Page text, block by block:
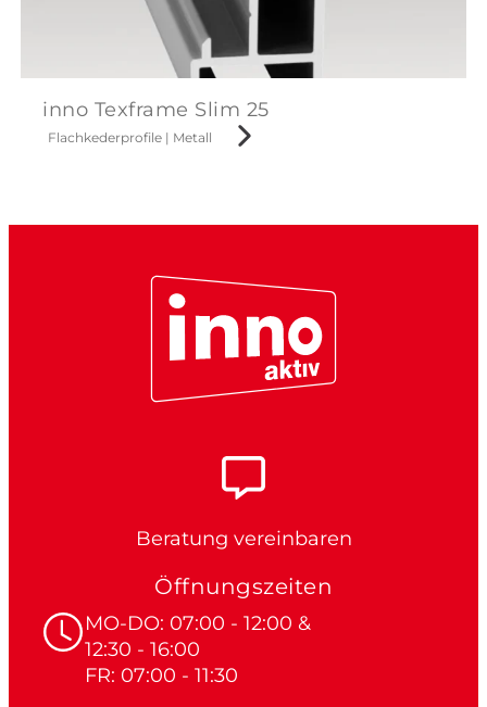
inno Texframe Slim 25
Flachkederprofile | Metall
Beratung vereinbaren
Öffnungszeiten
MO-DO: 07:00 - 12:00 &
12:30 - 16:00
FR: 07:00 - 11:30